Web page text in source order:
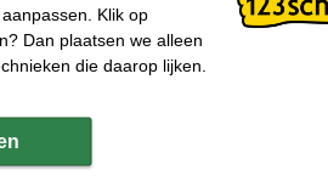
Klik op
Dan plaatsen we alleen
die daarop lijken.